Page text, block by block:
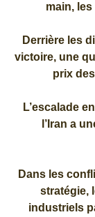
main,
Derrière les
victoire, une
prix
L’escalade
l’Iran a
Dans les
stratégie,
industriels